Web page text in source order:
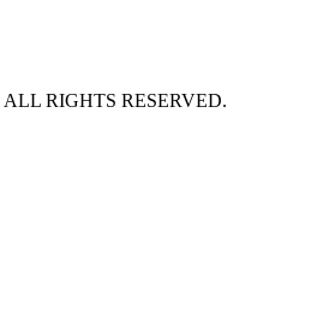
RIGHTS RESERVED.